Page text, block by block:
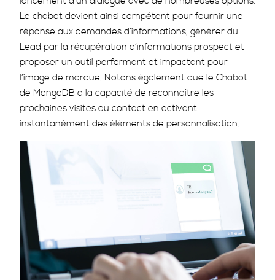
Le chabot devient ainsi compétent pour fournir une
réponse aux demandes d’informations, générer du
Lead par la récupération d’informations prospect et
proposer un outil performant et impactant pour
l’image de marque. Notons également que le Chabot
de MongoDB a la capacité de reconnaître les
prochaines visites du contact en activant
instantanément des éléments de personnalisation.